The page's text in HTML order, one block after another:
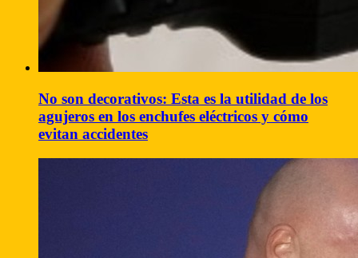
No son decorativos: Esta es la utilidad de los
agujeros en los enchufes eléctricos y cómo
evitan accidentes